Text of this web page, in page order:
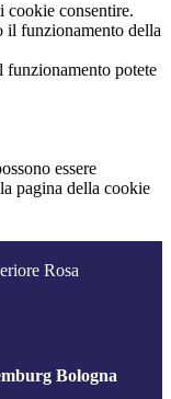
cookie consentire.
il funzionamento della
funzionamento potete
essere
pagina della cookie
Rosa
Bologna